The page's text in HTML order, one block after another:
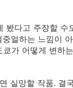
다고 주장할
얼하는 느낌이
가 어떻게 변하
실망할 작품. 결